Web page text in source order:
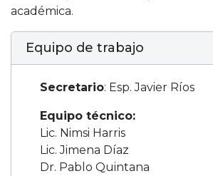
académica.
Equipo de trabajo
Secretario: Esp. Javier Ríos
Equipo técnico:
Lic. Nimsi Harris
Lic. Jimena Díaz
Dr. Pablo Quintana